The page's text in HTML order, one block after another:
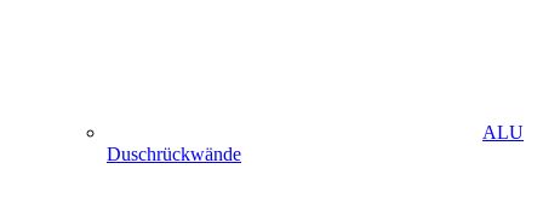
ALU
Duschrückwände